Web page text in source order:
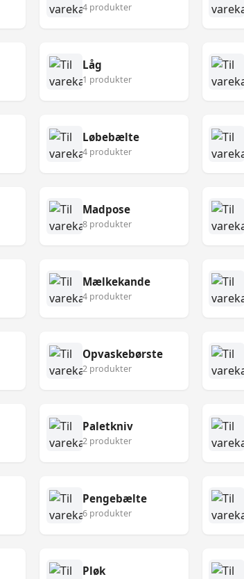
4 produkter
Låg
1 produkter
Løbebælte
4 produkter
Madpose
8 produkter
Mælkekande
4 produkter
Opvaskebørste
2 produkter
Paletkniv
2 produkter
Pengebælte
6 produkter
Pløk